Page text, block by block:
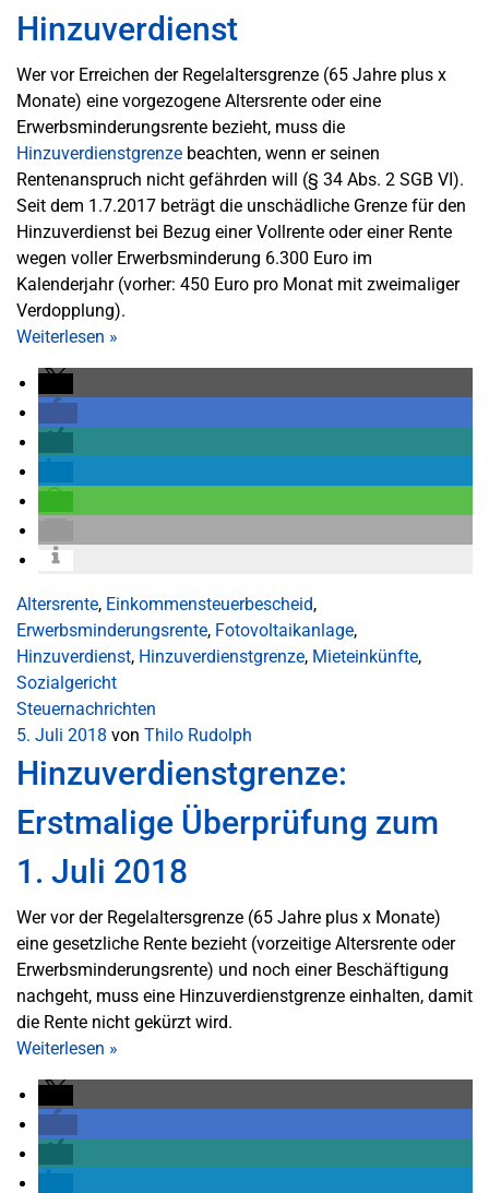
Hinzuverdienst
Wer vor Erreichen der Regelaltersgrenze (65 Jahre plus x
Monate) eine vorgezogene Altersrente oder eine
Erwerbsminderungsrente bezieht, muss die
Hinzuverdienstgrenze beachten, wenn er seinen
Rentenanspruch nicht gefährden will (§ 34 Abs. 2 SGB VI).
Seit dem 1.7.2017 beträgt die unschädliche Grenze für den
Hinzuverdienst bei Bezug einer Vollrente oder einer Rente
wegen voller Erwerbsminderung 6.300 Euro im
Kalenderjahr (vorher: 450 Euro pro Monat mit zweimaliger
Verdopplung).
Weiterlesen »
Altersrente, Einkommensteuerbescheid,
Erwerbsminderungsrente, Fotovoltaikanlage,
Hinzuverdienst, Hinzuverdienstgrenze, Mieteinkünfte,
Sozialgericht
Steuernachrichten
5. Juli 2018 von Thilo Rudolph
Hinzuverdienstgrenze:
Erstmalige Überprüfung zum
1. Juli 2018
Wer vor der Regelaltersgrenze (65 Jahre plus x Monate)
eine gesetzliche Rente bezieht (vorzeitige Altersrente oder
Erwerbsminderungsrente) und noch einer Beschäftigung
nachgeht, muss eine Hinzuverdienstgrenze einhalten, damit
die Rente nicht gekürzt wird.
Weiterlesen »